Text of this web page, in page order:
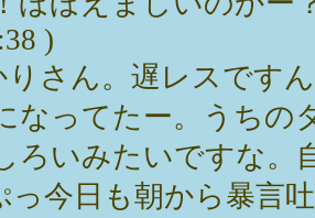
)
りさん。遅レスです
なってたー。うちの
ろいみたいですな。
っ今日も朝から暴言